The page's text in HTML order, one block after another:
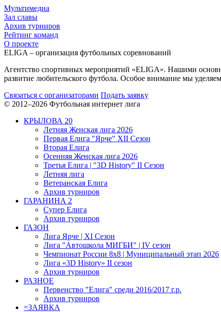
Мультимедиа
Зал славы
Архив турниров
Рейтинг команд
О проекте
ELIGA – организация футбольных соревнований
Агентство спортивных мероприятий «ELIGA». Нашими
развитие любительского футбола. Особое внимание мы
Связаться с организаторами Подать заявку
© 2012–2026 Футбольная интернет лига
КРЫЛОВА 20
Летняя Женская лига 2026
Первая Елига "Ярче" XII Сезон
Вторая Елига
Осенняя Женская лига 2026
Третья Елига | "3D History" II Сезон
Летняя лига
Ветеранская Елига
Архив турниров
ГАРАНИНА 2
Супер Елига
Архив турниров
ГАЗОН
Лига Ярче | XI Сезон
Лига "Автошкола МИГБИ" | IV сезон
Чемпионат России 8x8 | Муниципальный этап 2026
Лига «3D History» II сезон
Архив турниров
РАЗНОЕ
Первенство "Елига" среди 2016/2017 г.р.
Архив турниров
=ЗАЯВКА